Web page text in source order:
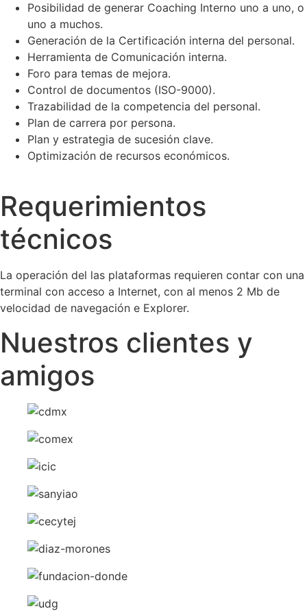
Posibilidad de generar Coaching Interno uno a uno, o
uno a muchos.
Generación de la Certificación interna del personal.
Herramienta de Comunicación interna.
Foro para temas de mejora.
Control de documentos (ISO-9000).
Trazabilidad de la competencia del personal.
Plan de carrera por persona.
Plan y estrategia de sucesión clave.
Optimización de recursos económicos.
Requerimientos
técnicos
La operación del las plataformas requieren contar con una
terminal con acceso a Internet, con al menos 2 Mb de
velocidad de navegación e Explorer.
Nuestros clientes y
amigos